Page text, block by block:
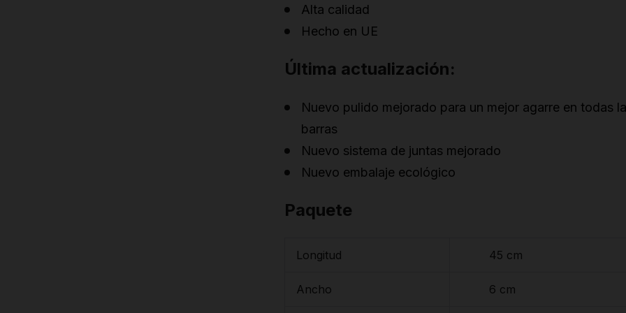
Alta calidad
Hecho en UE
Última actualización:
Nuevo pulido mejorado para un mejor agarre en todas
barras
Nuevo sistema de juntas mejorado
Nuevo embalaje ecológico
Paquete
Longitud 45 cm
Ancho 6 cm